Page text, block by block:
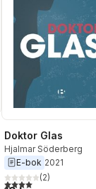
röster:
Doktor Glas
Hjalmar Söderberg
E-bok 2021
4,0utav 5 stjärnor.
(2)